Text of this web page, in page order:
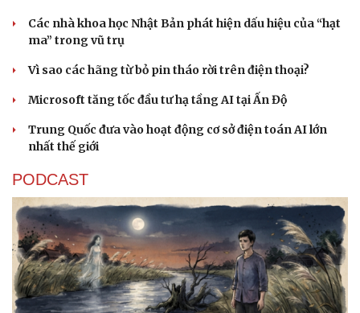
Sức khỏe
Dinh dưỡng - món ngon
Sản phụ khoa
Nam khoa
Làm đẹp - giảm cân
Ăn sạch sống khỏe
Nhà đẹp
Tình yêu - Gia đình
Các nhà khoa học Nhật Bản phát hiện dấu hiệu của “hạt
ma” trong vũ trụ
Vì sao các hãng từ bỏ pin tháo rời trên điện thoại?
Microsoft tăng tốc đầu tư hạ tầng AI tại Ấn Độ
Trung Quốc đưa vào hoạt động cơ sở điện toán AI lớn
nhất thế giới
PODCAST